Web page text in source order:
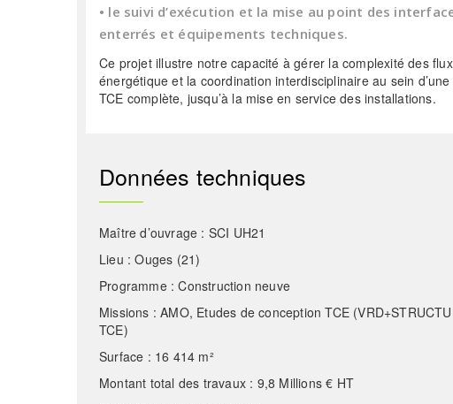
• le suivi d’exécution et la mise au point des
enterrés et équipements techniques.
Ce projet illustre notre capacité à gérer la complexité des
énergétique et la coordination interdisciplinaire au sein
TCE complète, jusqu’à la mise en service des installations.
Données techniques
Maître d’ouvrage : SCI UH21
Lieu : Ouges (21)
Programme : Construction neuve
Missions : AMO, Etudes de conception TCE
TCE)
Surface : 16 414 m²
Montant total des travaux : 9,8 Millions € HT